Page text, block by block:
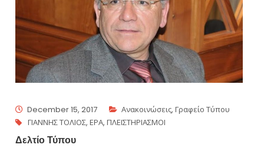
December 15, 2017 Ανακοινώσεις,Γραφείο Τύπου
ΓΙΑΝΝΗΣ ΤΟΛΙΟΣ,ΕΡΑ,ΠΛΕΙΣΤΗΡΙΑΣΜΟΙ
Δελτίο Τύπου